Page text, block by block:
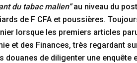
du tabac malien”au niveau du
de F CFA et poussières.
lorsque les premiers articles
et des Finances, très regardant
douanes de diligenter une enquête